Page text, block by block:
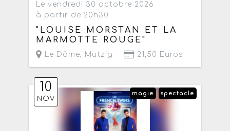
Le vendredi 30 octobre 2026
à partir de 20h30
"LOUISE MORSTAN ET LA
MARMOTTE ROUGE"
Le Dôme, Mutzig 21,50 Euros
10
NOV
spectacle
magie